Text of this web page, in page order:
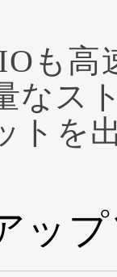
も
なス
トを
ッ